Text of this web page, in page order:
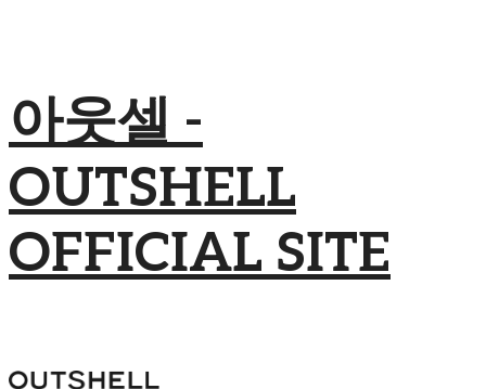
아웃셀 -
OUTSHELL
OFFICIAL SITE